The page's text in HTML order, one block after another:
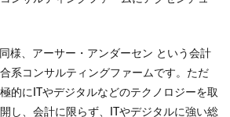
様、アーサー・アンダーセン という会計
系コンサルティングファームです。ただ
的にITやデジタルなどのテクノロジーを取
し、会計に限らず、ITやデジタルに強い総